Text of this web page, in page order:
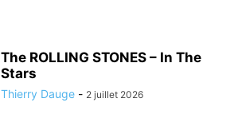
The ROLLING STONES – In The
Stars
Thierry Dauge - 2 juillet 2026